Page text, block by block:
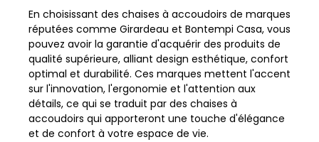
En choisissant des chaises à accoudoirs de marques
réputées comme Girardeau et Bontempi Casa, vous
pouvez avoir la garantie d'acquérir des produits de
qualité supérieure, alliant design esthétique, confort
optimal et durabilité. Ces marques mettent l'accent
sur l'innovation, l'ergonomie et l'attention aux
détails, ce qui se traduit par des chaises à
accoudoirs qui apporteront une touche d'élégance
et de confort à votre espace de vie.